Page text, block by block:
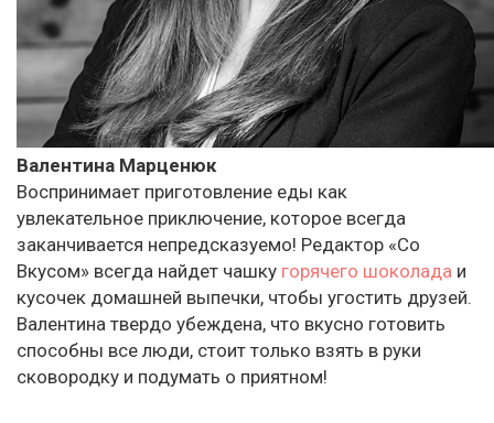
Валентина Марценюк
Воспринимает приготовление еды как
увлекательное приключение, которое всегда
заканчивается непредсказуемо! Редактор «Со
Вкусом» всегда найдет чашку горячего шоколада и
кусочек домашней выпечки, чтобы угостить друзей.
Валентина твердо убеждена, что вкусно готовить
способны все люди, стоит только взять в руки
сковородку и подумать о приятном!